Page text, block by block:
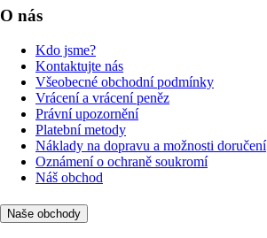
O nás
Kdo jsme?
Kontaktujte nás
Všeobecné obchodní podmínky
Vrácení a vrácení peněz
Právní upozornění
Platební metody
Náklady na dopravu a možnosti doručení
Oznámení o ochraně soukromí
Náš obchod
Naše obchody